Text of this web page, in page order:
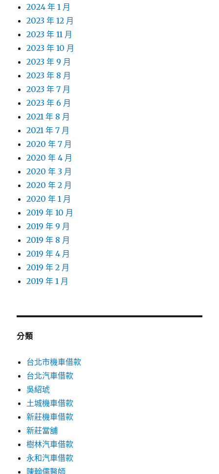
2024 年 1 月
2023 年 12 月
2023 年 11 月
2023 年 10 月
2023 年 9 月
2023 年 8 月
2023 年 7 月
2023 年 6 月
2021 年 8 月
2021 年 7 月
2020 年 7 月
2020 年 4 月
2020 年 3 月
2020 年 2 月
2020 年 1 月
2019 年 10 月
2019 年 9 月
2019 年 8 月
2019 年 4 月
2019 年 2 月
2019 年 1 月
分類
台北市機車借款
台北汽車借款
吳紹琥
土城機車借款
新莊機車借款
新莊當舖
樹林汽車借款
永和汽車借款
陳翰儒醫師